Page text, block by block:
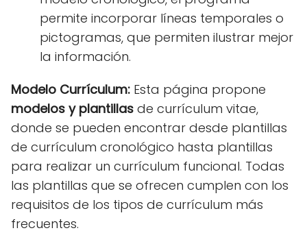
permite incorporar líneas temporales o
pictogramas, que permiten ilustrar mejor
la información.
Modelo Currículum: Esta página propone
modelos y plantillas de currículum vitae,
donde se pueden encontrar desde plantillas
de currículum cronológico hasta plantillas
para realizar un currículum funcional. Todas
las plantillas que se ofrecen cumplen con los
requisitos de los tipos de currículum más
frecuentes.